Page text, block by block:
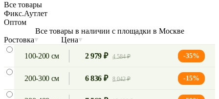
Все товары
Фикс.Аутлет
Оптом
Все товары в наличии с площадки в Москве
Ростовка
Цена
100-200 см
2 979 ₽ 4 584 ₽ -35%
200-300 см 6 836 ₽ 8 042 ₽ -15%